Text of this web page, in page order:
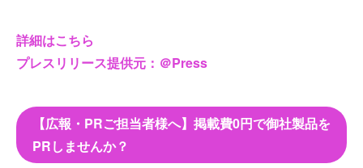
詳細はこちら
プレスリリース提供元：＠Press
【広報・PRご担当者様へ】掲載費0円で御社製品を
PRしませんか？